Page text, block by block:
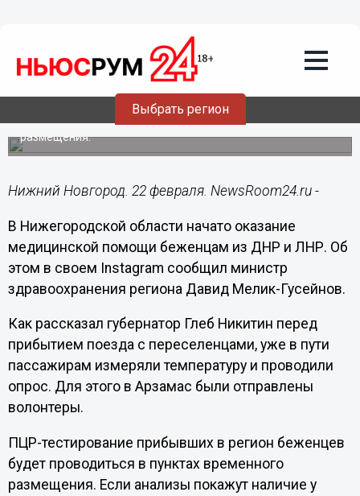
Выбрать регион
Оказание медпомощи беженцам из
Донбасса начато в Нижегородской
области
ПЦР-тестирование проводится в пунктах временного
размещения.
Нижний Новгород. 22 февраля. NewsRoom24.ru -
В Нижегородской области начато оказание
медицинской помощи беженцам из ДНР и ЛНР. Об
этом в своем Instagram сообщил министр
здравоохранения региона Давид Мелик-Гусейнов.
Как рассказал губернатор Глеб Никитин перед
прибытием поезда с переселенцами, уже в пути
пассажирам измеряли температуру и проводили
опрос. Для этого в Арзамас были отправлены
волонтеры.
ПЦР-тестирование прибывших в регион беженцев
будет проводиться в пунктах временного
размещения. Если анализы покажут наличие у